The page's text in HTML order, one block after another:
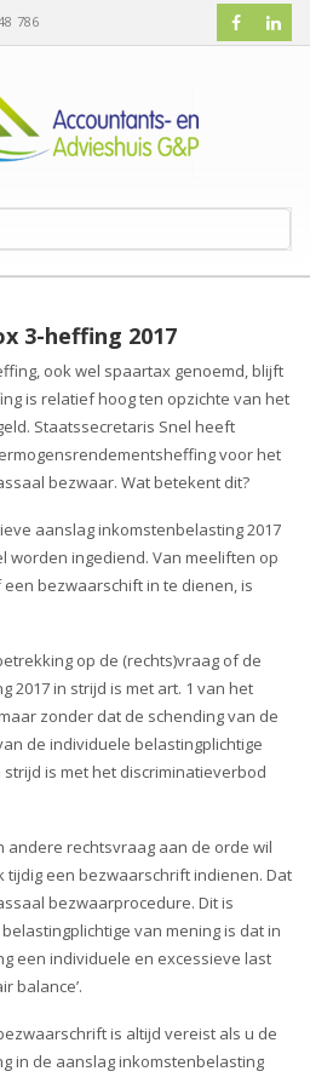
786
o
g
n
a
v
i
g
t
o
n
3-heffing 2017
ook wel spaartax genoemd, blijft
is relatief hoog ten opzichte van het
Staatssecretaris Snel heeft
voor het
bezwaar. Wat betekent dit?
aanslag inkomstenbelasting 2017
worden ingediend. Van meeliften op
bezwaarschift in te dienen, is
op de (rechts)vraag of de
2017 in strijd is met art. 1 van het
zonder dat de schending van de
de individuele belastingplichtige
is met het discriminatieverbod
andere rechtsvraag aan de orde wil
tijdig een bezwaarschrift indienen. Dat
bezwaarprocedure. Dit is
van mening is dat in
een individuele en excessieve last
balance’.
is altijd vereist als u de
in de aanslag inkomstenbelasting